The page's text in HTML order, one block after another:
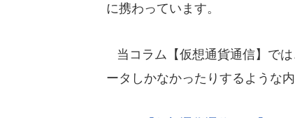
に携わっています。
当コラム【仮想通貨通信】で
ータしかなかったりするような